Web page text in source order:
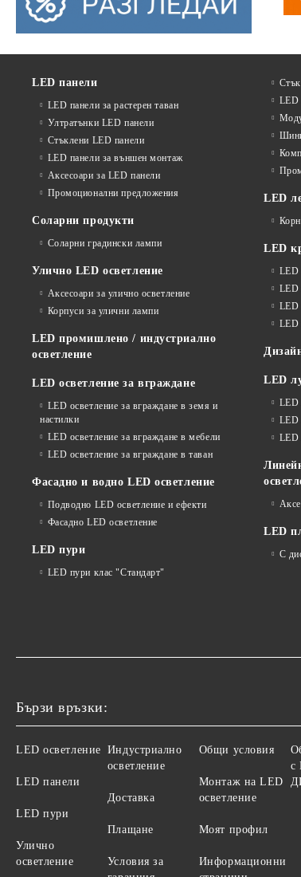
LED панели
LED панели за растерен таван
Ултратънки LED панели
Стъклени LED панели
LED панели за външен монтаж
Аксесоари за LED панели
Промоционални предложения
Соларни продукти
Соларни градински лампи
Улично LED осветление
Аксесоари за улично осветление
Корпуси за улични лампи
LED промишлено / индустриално
осветление
LED осветление за вграждане
LED осветление за вграждане в земя и
настилки
LED осветление за вграждане в мебели
LED осветление за вграждане в таван
Фасадно и водно LED осветление
Подводно LED осветление и ефекти
Фасадно LED осветление
LED пури
LED пури клас "Стандарт"
LED
LED
LED
LED
LED
LED
LED
LED
LED
LED
LED
LED
С
Бързи връзки:
LED осветление
LED панели
LED пури
Улично
осветление
Индустриално
осветление
Доставка
Плащане
Условия за
Общи условия
Монтаж на LED
осветление
Моят профил
Информационни
с